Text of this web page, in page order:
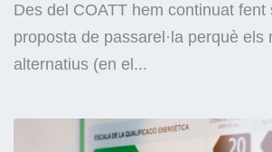
Des del COATT hem continuat fent
proposta de passarel·la perquè els
alternatius (en el...